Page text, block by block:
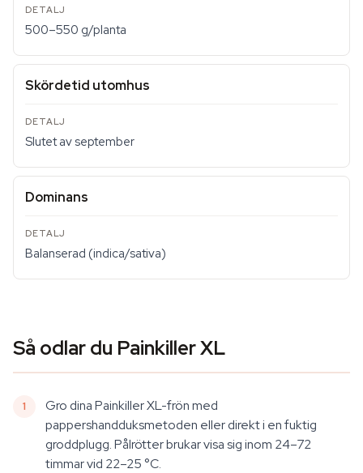
500–550 g/planta
Skördetid utomhus
Slutet av september
Dominans
Balanserad (indica/sativa)
Så odlar du Painkiller XL
Gro dina Painkiller XL-frön med
pappershandduksmetoden eller direkt i en fuktig
groddplugg. Pålrötter brukar visa sig inom 24–72
timmar vid 22–25 °C.